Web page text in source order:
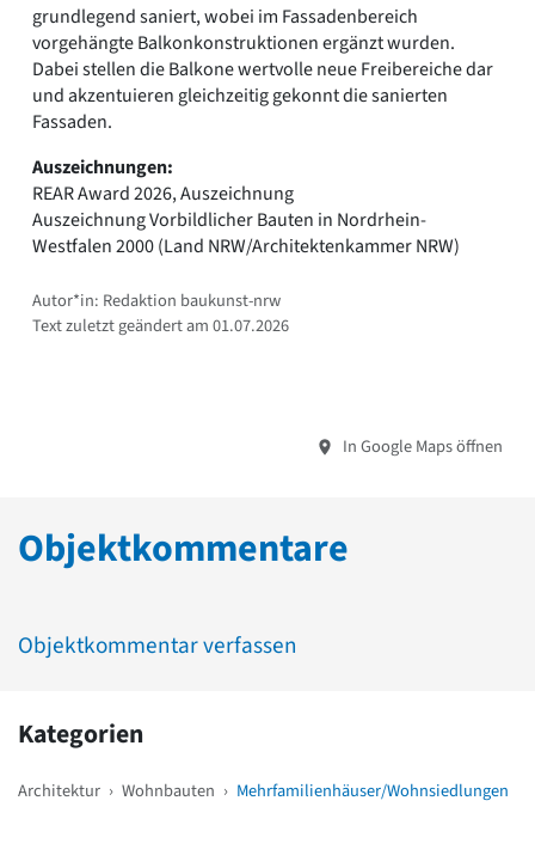
grundlegend saniert, wobei im Fassadenbereich
vorgehängte Balkonkonstruktionen ergänzt wurden.
Dabei stellen die Balkone wertvolle neue Freibereiche dar
und akzentuieren gleichzeitig gekonnt die sanierten
Fassaden.
Auszeichnungen:
REAR Award 2026, Auszeichnung
Auszeichnung Vorbildlicher Bauten in Nordrhein-
Westfalen 2000 (Land NRW/Architektenkammer NRW)
Autor*in: Redaktion baukunst-nrw
Text zuletzt geändert am 01.07.2026
In Google Maps öffnen
Objektkommentare
Objektkommentar verfassen
Kategorien
Architektur › Wohnbauten › Mehrfamilienhäuser/Wohnsiedlungen